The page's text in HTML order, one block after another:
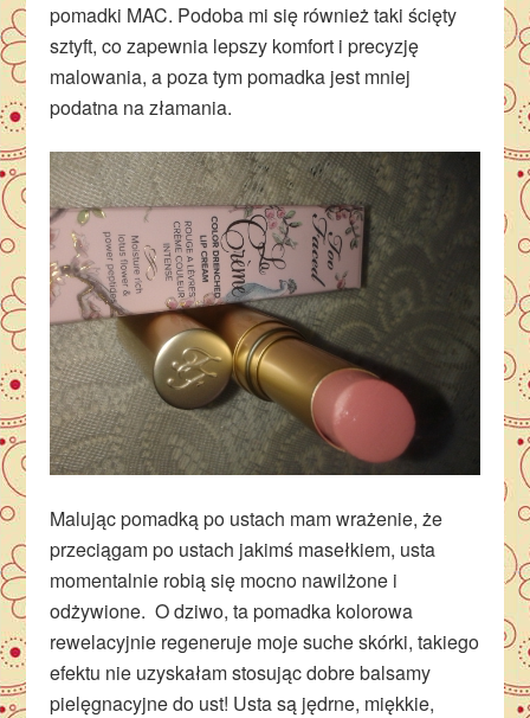
pomadki MAC. Podoba mi się również taki ścięty
sztyft, co zapewnia lepszy komfort i precyzję
malowania, a poza tym pomadka jest mniej
podatna na złamania.
Malując pomadką po ustach mam wrażenie, że
przeciągam po ustach jakimś masełkiem, usta
momentalnie robią się mocno nawilżone i
odżywione. O dziwo, ta pomadka kolorowa
rewelacyjnie regeneruje moje suche skórki, takiego
efektu nie uzyskałam stosując dobre balsamy
pielęgnacyjne do ust! Usta są jędrne, miękkie,